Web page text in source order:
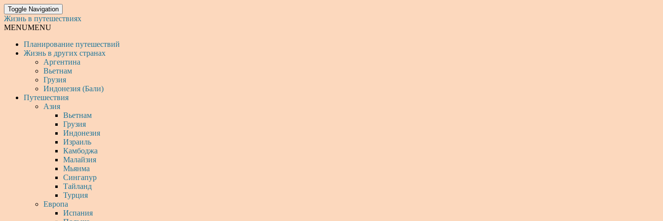
Toggle Navigation
Жизнь в путешествиях
MENUMENU
Планирование путешествий
Жизнь в других странах
Аргентина
Вьетнам
Грузия
Индонезия (Бали)
Путешествия
Азия
Вьетнам
Грузия
Индонезия
Израиль
Камбоджа
Малайзия
Мьянма
Сингапур
Тайланд
Турция
Европа
Испания